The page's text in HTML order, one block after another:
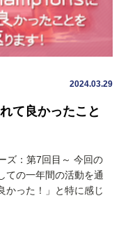
2024.03.29
て良かったこと
ズ：第7回目～ 今回の
ての一年間の活動を通
かった！」と特に感じ